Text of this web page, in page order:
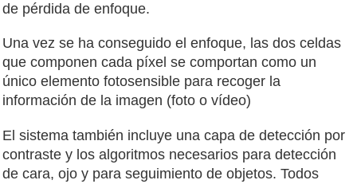
de pérdida de enfoque.
Una vez se ha conseguido el enfoque, las dos celdas
que componen cada píxel se comportan como un
único elemento fotosensible para recoger la
información de la imagen (foto o vídeo)
El sistema también incluye una capa de detección por
contraste y los algoritmos necesarios para detección
de cara, ojo y para seguimiento de objetos. Todos